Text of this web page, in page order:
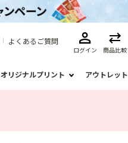
よくあるご質問
ログイン 商品比較
オリジナルプリント アウトレット